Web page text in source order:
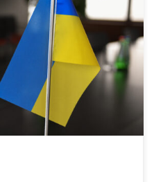
viro.nyt-lehdessä
kestäneestä sodasta.